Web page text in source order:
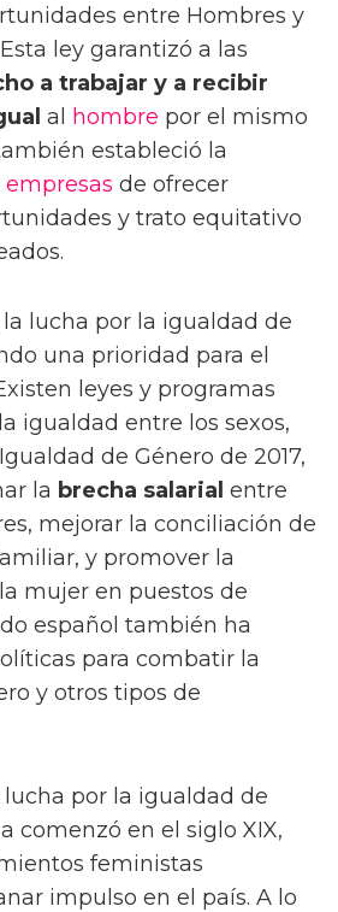
entre Hombres y
ley garantizó a las
a trabajar y a recibir
al hombre por el mismo
estableció la
empresas de ofrecer
y trato equitativo
la lucha por la igualdad de
una prioridad para el
leyes y programas
igualdad entre los sexos,
de Género de 2017,
la brecha salarial entre
mejorar la conciliación de
y promover la
mujer en puestos de
español también ha
para combatir la
y otros tipos de
lucha por la igualdad de
comenzó en el siglo XIX,
feministas
impulso en el país. A lo